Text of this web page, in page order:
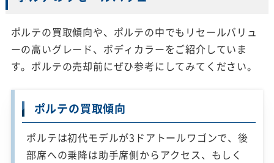
ポルテの買取傾向や、ポルテの中でもリセールバリュ
ーの高いグレード、ボディカラーをご紹介していま
す。ポルテの売却前にぜひ参考にしてみてください。
ポルテの買取傾向
ポルテは初代モデルが3ドアトールワゴンで、後
部席への乗降は助手席側からアクセス、もしく